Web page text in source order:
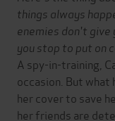
things always
enemies don't give
you stop to put on
A spy-in-training,
occasion. But what
her cover to save
her friends are